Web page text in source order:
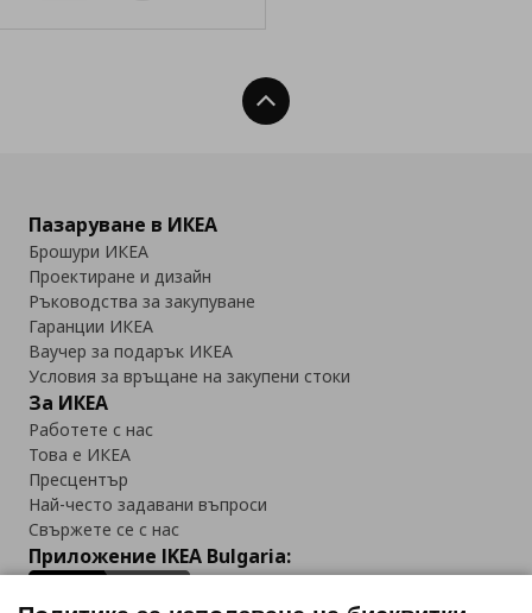
Нагоре
Пазаруване в ИКЕА
Брошури ИКЕА
Проектиране и дизайн
Ръководства за закупуване
Гаранции ИКЕА
Ваучер за подарък ИКЕА
Условия за връщане на закупени стоки
За ИКЕА
Работете с нас
Това е ИКЕА
Пресцентър
Най-често задавани въпроси
Свържете се с нас
Приложение IKEA Bulgaria: